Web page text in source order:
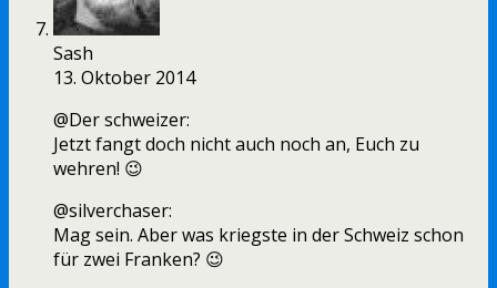
Sash
13. Oktober 2014
@Der schweizer:
Jetzt fangt doch nicht auch noch an, Euch zu
wehren! 😉
@silverchaser:
Mag sein. Aber was kriegste in der Schweiz schon
für zwei Franken? 😉